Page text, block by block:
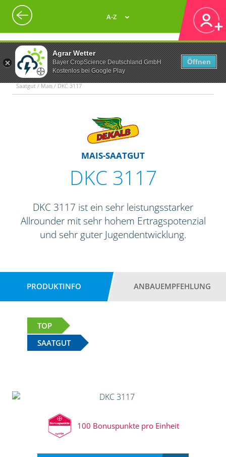
Agrar Wetter
Bayer CropScience Deutschland GmbH
Kostenlos bei Google Play
Öffnen
A-Z
Saatgut / Mais / DKC 3117
MAIS-SAATGUT
DKC 3117
DKC 3117 ist ein sehr leistungsstarker
Allrounder mit sehr hohem Ertragspotenzial
und sehr guter Jugendentwicklung.
PRODUKTINFO ANBAUEMPFEHLUNG
TOP
SAATGUT
100 Bonuspunkte pro Einheit